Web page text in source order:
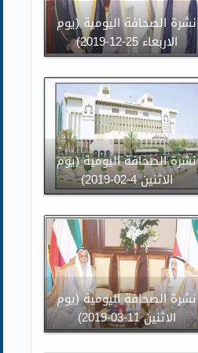
نشرة الصحافة اليومية (يوم
الاربعاء 25-12-2019)
نشرة الصحافة اليومية (يوم
الاثنين 4-02-2019)
نشرة الصحافة اليومية (يوم
الاثنين 11-03-2019)